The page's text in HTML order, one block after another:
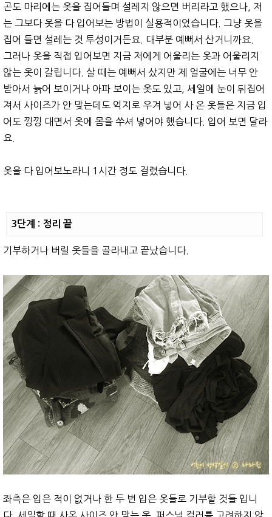
곤도 마리에는 옷을 집어들며 설레지 않으면 버리라고 했으나, 저
는 그보다 옷을 다 입어보는 방법이 실용적이었습니다. 그냥 옷을
집어 들면 설레는 것 투성이거든요. 대부분 예뻐서 산거니까요.
그러나 옷을 직접 입어보면 지금 저에게 어울리는 옷과 어울리지
않는 옷이 갈립니다. 살 때는 예뻐서 샀지만 제 얼굴에는 너무 안
받아서 늙어 보이거나 아파 보이는 옷도 있고, 세일에 눈이 뒤집어
져서 사이즈가 안 맞는데도 억지로 우겨 넣어 사 온 옷들은 지금 입
어도 낑낑 대면서 옷에 몸을 쑤셔 넣어야 했습니다. 입어 보면 달라
요.
옷을 다 입어보노라니 1시간 정도 걸렸습니다.
3단계 : 정리 끝
기부하거나 버릴 옷들을 골라내고 끝났습니다.
좌측은 입은 적이 없거나 한 두 번 입은 옷들로 기부할 것들 입니